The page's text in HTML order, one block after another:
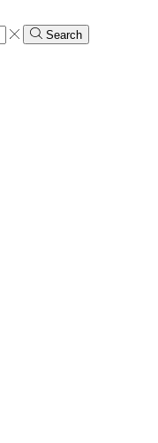
Search